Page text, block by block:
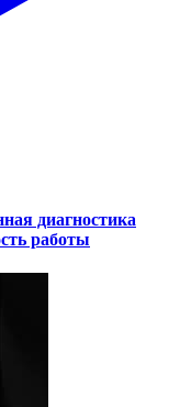
диагностика
работы